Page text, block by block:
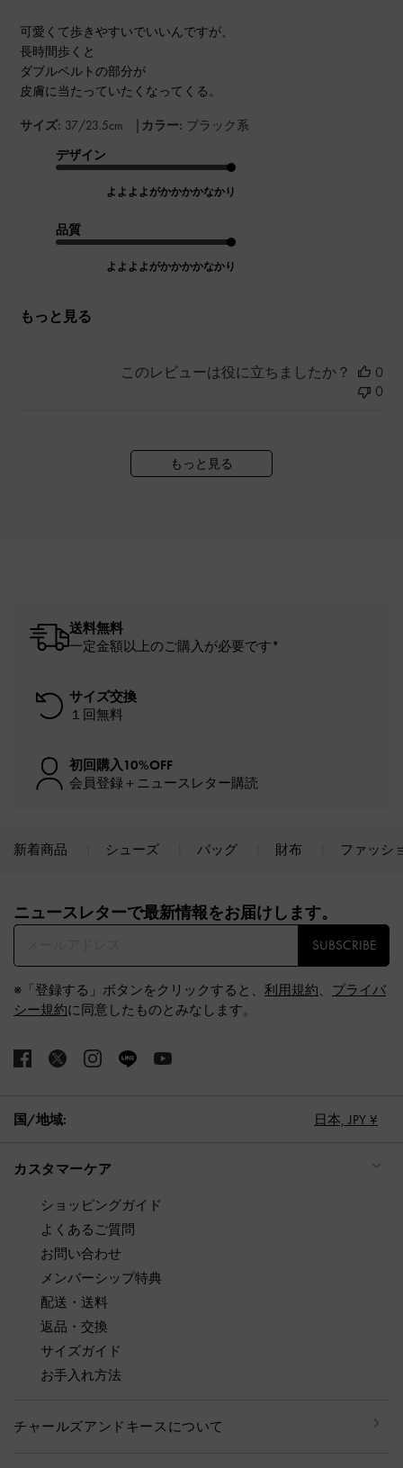
可愛くて歩きやすいでいいんですが、
長時間歩くと
ダブルベルトの部分が
皮膚に当たっていたくなってくる。
サイズ: 37/23.5cm | カラー: ブラック系
デザイン
よよよよがかかかかなかり
品質
よよよよがかかかかなかり
もっと見る
このレビューは役に立ちましたか？
0
0
もっと見る
送料無料
一定金額以上のご購入が必要です*
サイズ交換
１回無料
初回購入10%OFF
会員登録＋ニュースレター購読
新着商品 シューズ バッグ 財布 ファッシ
ニュースレターで最新情報をお届けします。​
SUBSCRIBE
※「登録する」ボタンをクリックすると、 利用規約、 プライバ
シー規約に同意したものとみなします。
国/地域: 日本, JPY ¥
カスタマーケア
ショッピングガイド
よくあるご質問
お問い合わせ
メンバーシップ特典
配送・送料
返品・交換
サイズガイド
お手入れ方法
チャールズアンドキースについて